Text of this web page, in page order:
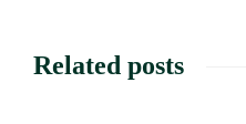
Related posts